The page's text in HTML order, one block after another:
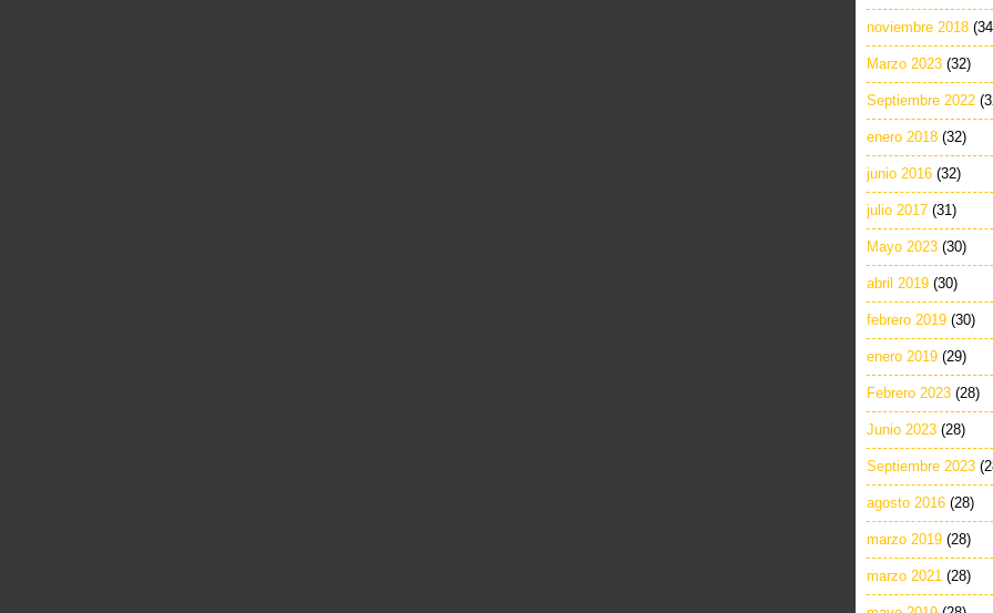
noviembre 2018
Marzo 2023 (32)
Septiembre 2022
enero 2018 (32)
junio 2016 (32)
julio 2017 (31)
Mayo 2023 (30)
abril 2019 (30)
febrero 2019 (30)
enero 2019 (29)
Febrero 2023 (28)
Junio 2023 (28)
Septiembre 2023
agosto 2016 (28)
marzo 2019 (28)
marzo 2021 (28)